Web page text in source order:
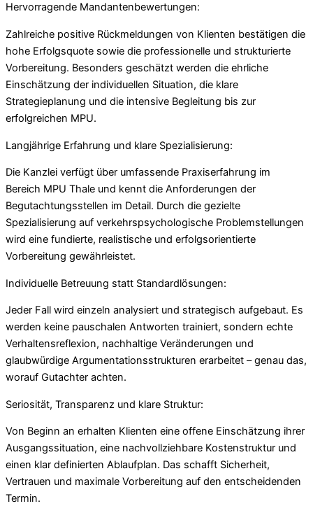
Hervorragende Mandantenbewertungen:
Zahlreiche positive Rückmeldungen von Klienten bestätigen die
hohe Erfolgsquote sowie die professionelle und strukturierte
Vorbereitung. Besonders geschätzt werden die ehrliche
Einschätzung der individuellen Situation, die klare
Strategieplanung und die intensive Begleitung bis zur
erfolgreichen MPU.
Langjährige Erfahrung und klare Spezialisierung:
Die Kanzlei verfügt über umfassende Praxiserfahrung im
Bereich MPU Thale und kennt die Anforderungen der
Begutachtungsstellen im Detail. Durch die gezielte
Spezialisierung auf verkehrspsychologische Problemstellungen
wird eine fundierte, realistische und erfolgsorientierte
Vorbereitung gewährleistet.
Individuelle Betreuung statt Standardlösungen:
Jeder Fall wird einzeln analysiert und strategisch aufgebaut. Es
werden keine pauschalen Antworten trainiert, sondern echte
Verhaltensreflexion, nachhaltige Veränderungen und
glaubwürdige Argumentationsstrukturen erarbeitet – genau das,
worauf Gutachter achten.
Seriosität, Transparenz und klare Struktur:
Von Beginn an erhalten Klienten eine offene Einschätzung ihrer
Ausgangssituation, eine nachvollziehbare Kostenstruktur und
einen klar definierten Ablaufplan. Das schafft Sicherheit,
Vertrauen und maximale Vorbereitung auf den entscheidenden
Termin.